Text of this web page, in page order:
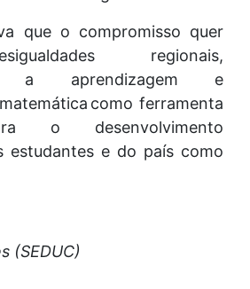
que o compromisso quer
regionais,
a aprendizagem e
como ferramenta
o desenvolvimento
estudantes e do país como
(SEDUC)